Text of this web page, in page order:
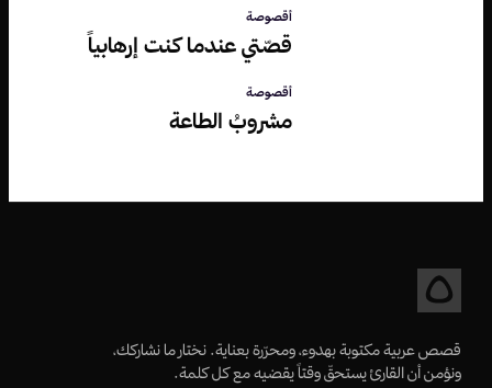
أقصوصة
قصّتي عندما كنت إرهابياً
أقصوصة
مشروبُ الطاعة
قصص عربية مكتوبة بهدوء، ومحرّرة بعناية. نختار ما نشاركك،
ونؤمن أن القارئ يستحقّ وقتاً يقضيه مع كل كلمة.